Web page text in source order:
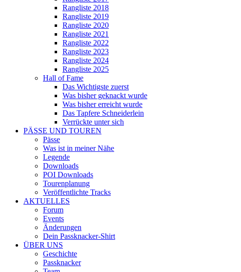
Rangliste 2018
Rangliste 2019
Rangliste 2020
Rangliste 2021
Rangliste 2022
Rangliste 2023
Rangliste 2024
Rangliste 2025
Hall of Fame
Das Wichtigste zuerst
Was bisher geknackt wurde
Was bisher erreicht wurde
Das Tapfere Schneiderlein
Verrückte unter sich
PÄSSE UND TOUREN
Pässe
Was ist in meiner Nähe
Legende
Downloads
POI Downloads
Tourenplanung
Veröffentlichte Tracks
AKTUELLES
Forum
Events
Änderungen
Dein Passknacker-Shirt
ÜBER UNS
Geschichte
Passknacker